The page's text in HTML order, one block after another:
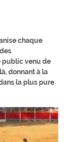
chaque
public venu de
donnant à la
la plus pure